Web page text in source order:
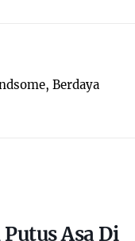
Berdaya
Asa Di